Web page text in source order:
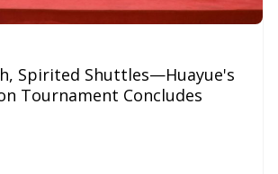
Spirited Shuttles—Huayue's
Tournament Concludes